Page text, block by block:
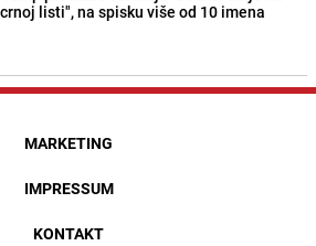
listi", na spisku više od 10 imena
MARKETING
IMPRESSUM
KONTAKT